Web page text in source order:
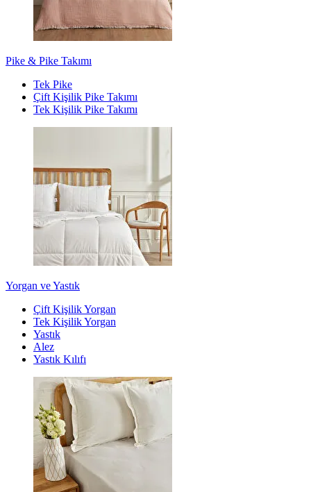
Pike & Pike Takımı
Tek Pike
Çift Kişilik Pike Takımı
Tek Kişilik Pike Takımı
Yorgan ve Yastık
Çift Kişilik Yorgan
Tek Kişilik Yorgan
Yastık
Alez
Yastık Kılıfı